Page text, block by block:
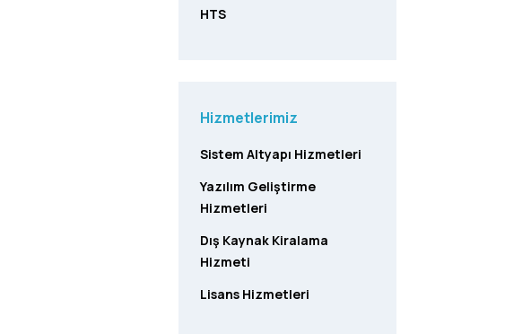
HTS
Hizmetlerimiz
Sistem Altyapı Hizmetleri
Yazılım Geliştirme
Hizmetleri
Dış Kaynak Kiralama
Hizmeti
Lisans Hizmetleri